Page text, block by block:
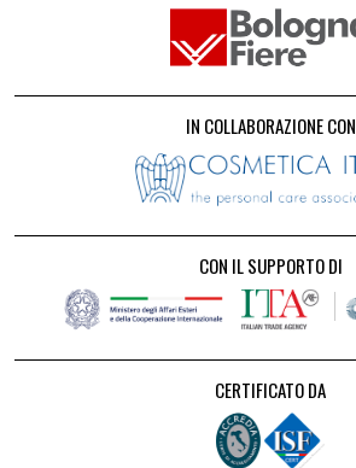
IN COLLABORAZIONE CON
CON IL SUPPORTO DI
CERTIFICATO DA